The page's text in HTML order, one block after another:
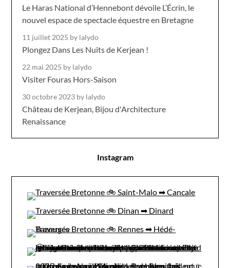
Le Haras National d’Hennebont dévoile L’Écrin, le
nouvel espace de spectacle équestre en Bretagne
11 juillet 2025 by lalydo
Plongez Dans Les Nuits de Kerjean !
22 mai 2025 by lalydo
Visiter Fouras Hors-Saison
30 octobre 2023 by lalydo
Château de Kerjean, Bijou d'Architecture
Renaissance
Instagram